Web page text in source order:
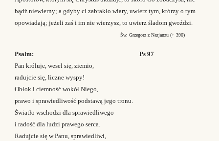
bądź niewierny; a gdyby ci zabrakło wiary, uwierz tym, którzy o tym
opowiadają; jeżeli zaś i im nie wierzysz, to uwierz śladom gwoździ.
Św. Grzegorz z Nazjanzu (+ 390)
Psalm: Ps 97
Pan króluje, wesel się, ziemio,
radujcie się, liczne wyspy!
Obłok i ciemność wokół Niego,
prawo i sprawiedliwość podstawą jego tronu.
Światło wschodzi dla sprawiedliwego
i radość dla ludzi prawego serca.
Radujcie się w Panu, sprawiedliwi,